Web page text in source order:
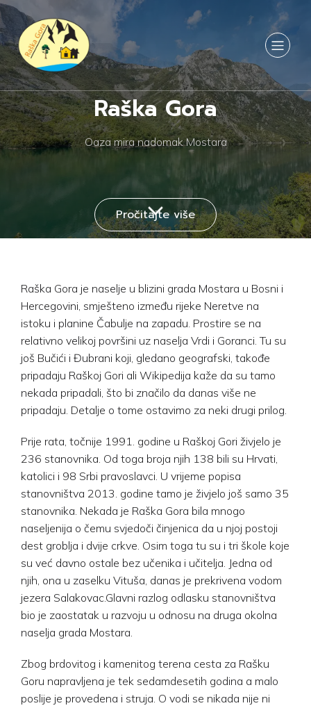
Raška Gora
Oaza mira nadomak Mostara
Pročitajte više
Raška Gora je naselje u blizini grada Mostara u Bosni i
Hercegovini, smješteno između rijeke Neretve na
istoku i planine Čabulje na zapadu. Prostire se na
relativno velikoj površini uz naselja Vrdi i Goranci. Tu su
još Bučići i Đubrani koji, gledano geografski, takođe
pripadaju Raškoj Gori ali Wikipedija kaže da su tamo
nekada pripadali, što bi značilo da danas više ne
pripadaju. Detalje o tome ostavimo za neki drugi prilog.
Prije rata, točnije 1991. godine u Raškoj Gori živjelo je
236 stanovnika. Od toga broja njih 138 bili su Hrvati,
katolici i 98 Srbi pravoslavci. U vrijeme popisa
stanovništva 2013. godine tamo je živjelo još samo 35
stanovnika. Nekada je Raška Gora bila mnogo
naseljenija o čemu svjedoči činjenica da u njoj postoji
dest groblja i dvije crkve. Osim toga tu su i tri škole koje
su već davno ostale bez učenika i učitelja. Jedna od
njih, ona u zaselku Vituša, danas je prekrivena vodom
jezera Salakovac.Glavni razlog odlasku stanovništva
bio je zaostatak u razvoju u odnosu na druga okolna
naselja grada Mostara.
Zbog brdovitog i kamenitog terena cesta za Rašku
Goru napravljena je tek sedamdesetih godina a malo
poslije je provedena i struja. O vodi se nikada nije ni